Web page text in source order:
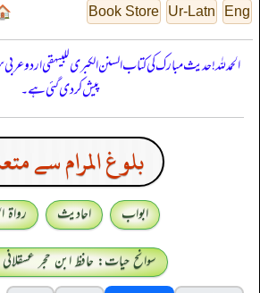
Eng
Ur-Latn
Book Store
الحمدللہ! حدیث مبارک کی کتاب السنن الكبرى للبيهقي اردو
پیش کر دی گئی ہے۔
بلوغ المرام سے
ابواب احادیث
رواۃ
سوانح حیات: حافظ ابن حجر عسقلانی